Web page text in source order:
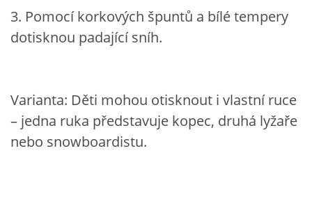
VĚDOMÁ VÝCHOVA
MERCH
3. Pomocí korkových špuntů a bílé tempery
dotisknou padající sníh.
Varianta: Děti mohou otisknout i vlastní ruce
– jedna ruka představuje kopec, druhá lyžaře
nebo snowboardistu.